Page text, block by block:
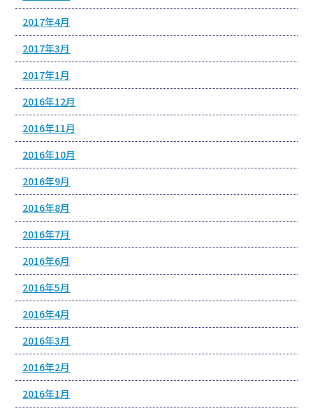
2017年4月
2017年3月
2017年1月
2016年12月
2016年11月
2016年10月
2016年9月
2016年8月
2016年7月
2016年6月
2016年5月
2016年4月
2016年3月
2016年2月
2016年1月